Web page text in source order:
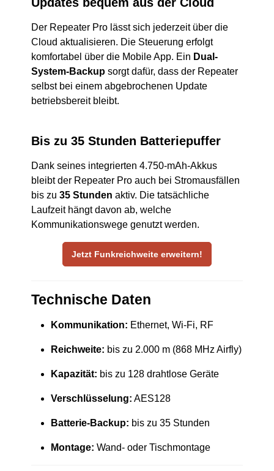
Der Repeater Pro lässt sich jederzeit über die
Cloud aktualisieren. Die Steuerung erfolgt
komfortabel über die Mobile App. Ein Dual-
System-Backup sorgt dafür, dass der Repeater
selbst bei einem abgebrochenen Update
betriebsbereit bleibt.
Bis zu 35 Stunden Batteriepuffer
Dank seines integrierten 4.750-mAh-Akkus
bleibt der Repeater Pro auch bei Stromausfällen
bis zu 35 Stunden aktiv. Die tatsächliche
Laufzeit hängt davon ab, welche
Kommunikationswege genutzt werden.
Jetzt Funkreichweite erweitern!
Technische Daten
Kommunikation: Ethernet, Wi-Fi, RF
Reichweite: bis zu 2.000 m (868 MHz Airfly)
Kapazität: bis zu 128 drahtlose Geräte
Verschlüsselung: AES128
Batterie-Backup: bis zu 35 Stunden
Montage: Wand- oder Tischmontage